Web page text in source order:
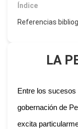
Índice
Referencias
LA
Entre los sucesos
gobernación de
excita